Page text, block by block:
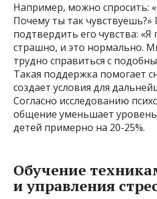
Например, можно спросить:
Почему ты так чувствуешь?»
подтвердить его чувства:
страшно, и это нормально.
трудно справиться с
Такая поддержка помогает
создает условия для
Согласно исследованию
общение уменьшает
детей примерно на 20-25%.
Обучение
и управления